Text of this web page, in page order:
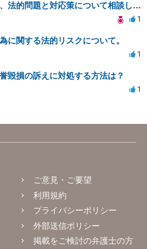
SNSでの未成年者録画、法的問題と対応策について相談したい
1
に関する法的リスクについて。
1
毀損の訴えに対処する方法は？
1
ご意見・ご要望
利用規約
プライバシーポリシー
外部送信ポリシー
掲載をご検討の弁護士の方